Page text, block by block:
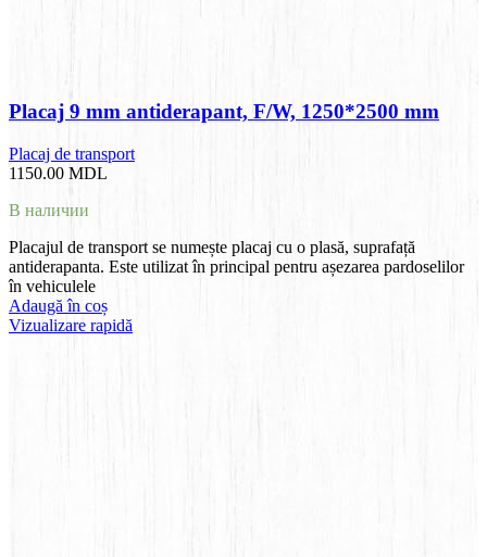
Placaj 9 mm antiderapant, F/W, 1250*2500 mm
Placaj de transport
1150.00 MDL
В наличии
Placajul de transport se numește placaj cu o plasă, suprafață
antiderapanta. Este utilizat în principal pentru așezarea pardoselilor
în vehiculele
Adaugă în coș
Vizualizare rapidă